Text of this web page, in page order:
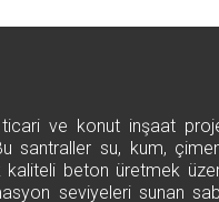
ticari ve konut inşaat
santraller su, kum,
beton üretmek
seviyeleri sunan